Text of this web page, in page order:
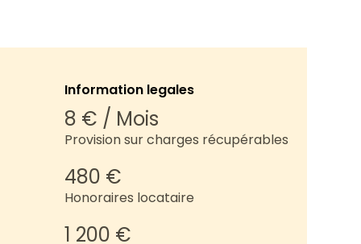
Information legales
8 € / Mois
Provision sur charges récupérables
480 €
Honoraires locataire
1 200 €